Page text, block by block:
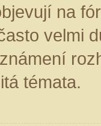
na
velmi
témata.